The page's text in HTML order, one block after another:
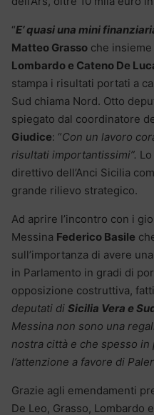
“E’ quasi una mini
Matteo Grasso che insieme
Lombardo e Cateno De
stampa i risultati portati a
Sud chiama Nord. Otto
spiegato dal coordinatore
Giudice: “Con un lavoro
risultati importantissimi”.
direttivo dell’Anci Sicilia
grande rilievo strategico.
Ad aprire l’incontro con i
Messina Federico Basile
sull’importanza di avere
in Parlamento in gradi di
opposizione costruttiva,
deputati di Sicilia Vera e
Messina non sono una
nostra città e che spesso
l’attenzione a favore di
Grazie agli emendamenti
De Leo, Grasso, Lombardo